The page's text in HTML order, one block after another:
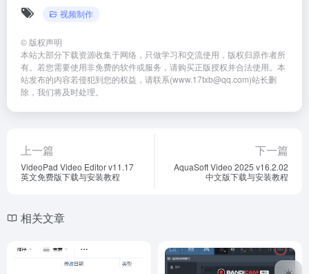
视频制作
© 版权声明
本站大部分下载资源收集于网络，只做学习和交流使用，版权归原作者所
有。若您需要使用非免费的软件或服务，请购买正版授权并合法使用。本
站发布的内容若侵犯到您的权益，请联系(www.17txb@qq.com)站长删
除，我们将及时处理。
上一篇
VideoPad Video Editor v11.17
英文免费版下载与安装教程
下一篇
AquaSoft Video 2025 v16.2.02
中文版下载与安装教程
相关文章